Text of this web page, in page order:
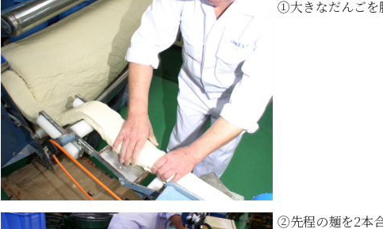
①大きなだんごを
②先程の麺を2本